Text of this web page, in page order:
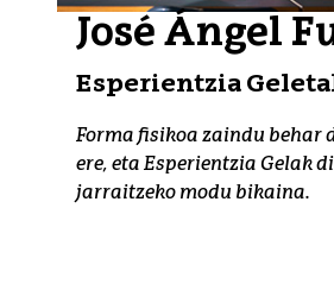
José Ángel
Esperientzia
Forma fisikoa zaindu behar
ere, eta Esperientzia Gelak
jarraitzeko modu bikaina.